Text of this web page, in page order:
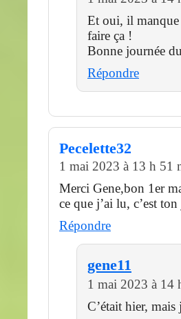
Et oui, il manque
faire ça !
Bonne journée
Répondre
Pecelette32
1 mai 2023 à 13 h 51
Merci Gene,bon 1er
ce que j’ai lu, c’est
Répondre
gene11
1 mai 2023 à 14
C’était hier,